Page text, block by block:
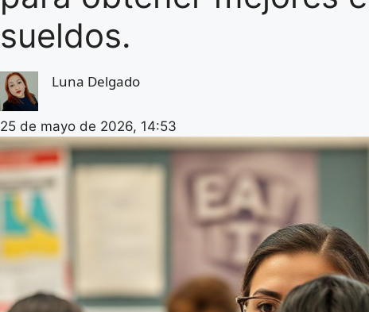
sueldos.
Luna Delgado
25 de mayo de 2026, 14:53